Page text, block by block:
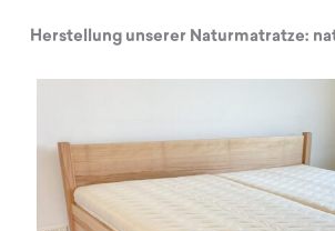
Herstellung unserer Naturmatratze: